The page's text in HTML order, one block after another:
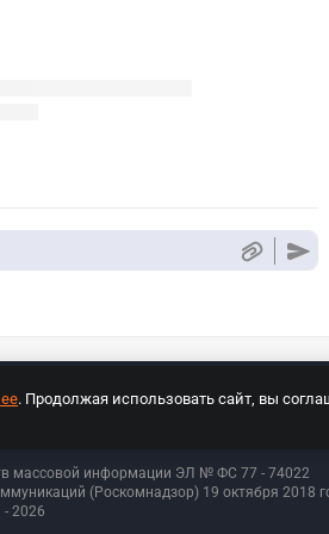
массовой информации ЭЛ № ФС 77 - 74022
(Роскомнадзор) 19 октября 2018
- 2026
. Продолжая использовать сайт, вы